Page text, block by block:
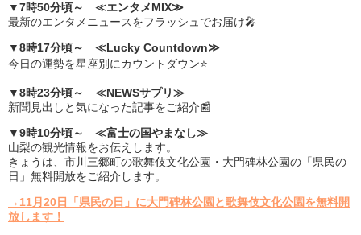
▼7時50分頃～ ≪エンタメMIX≫
最新のエンタメニュースをフラッシュでお届け🎤
▼8時17分頃～ ≪Lucky Countdown≫
今日の運勢を星座別にカウントダウン⭐
▼8時23分頃～ ≪NEWSサプリ≫
新聞見出しと気になった記事をご紹介📰
▼9時10分頃～ ≪富士の国やまなし≫
山梨の観光情報をお伝えします。
きょうは、市川三郷町の歌舞伎文化公園・大門碑林公園の「県民の
日」無料開放をご紹介します。
→11月20日「県民の日」に大門碑林公園と歌舞伎文化公園を無料開
放します！